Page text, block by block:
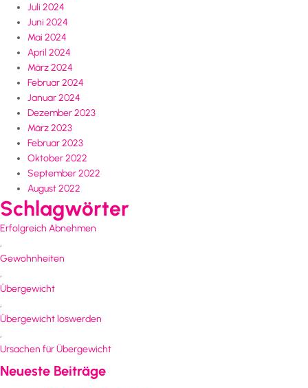
Juli 2024
Juni 2024
Mai 2024
April 2024
März 2024
Februar 2024
Januar 2024
Dezember 2023
März 2023
Februar 2023
Oktober 2022
September 2022
August 2022
Schlagwörter
Erfolgreich Abnehmen
,
Gewohnheiten
,
Übergewicht
,
Übergewicht loswerden
,
Ursachen für Übergewicht
Neueste Beiträge